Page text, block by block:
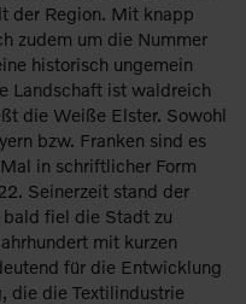
der Region. Mit knapp
zudem um die Nummer
historisch ungemein
Landschaft ist waldreich
die Weiße Elster. Sowohl
bzw. Franken sind es
in schriftlicher Form
Seinerzeit stand der
bald fiel die Stadt zu
mit kurzen
für die Entwicklung
die die Textilindustrie